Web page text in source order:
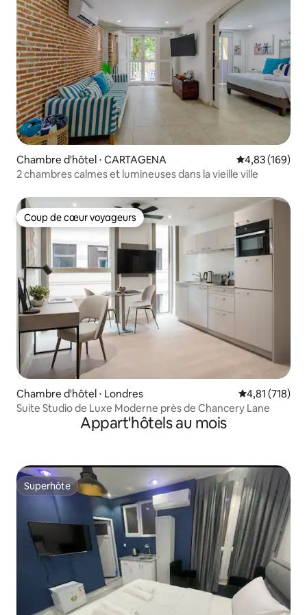
Chambre d'hôtel ⋅ CARTAGENA Évaluation
4,83 (169)
2 chambres calmes et lumineuses dans la vieille ville
Coup de cœur voyageurs
Coup de cœur voyageurs
Chambre d'hôtel ⋅ Londres Évaluation
4,81 (718)
Suite Studio de Luxe Moderne près de Chancery Lane
Appart'hôtels au mois
Superhôte
Superhôte